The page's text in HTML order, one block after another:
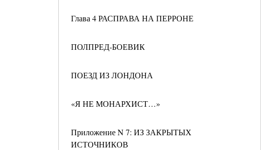
Глава 4 РАСПРАВА НА ПЕРРОНЕ
ПОЛПРЕД-БОЕВИК
ПОЕЗД ИЗ ЛОНДОНА
«Я НЕ МОНАРХИСТ…»
Приложение N 7: ИЗ ЗАКРЫТЫХ
ИСТОЧНИКОВ